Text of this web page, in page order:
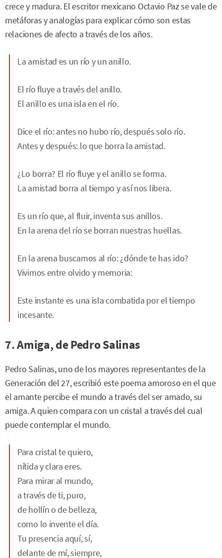
crece y madura. El escritor mexicano Octavio Paz se vale de
metáforas y analogías para explicar cómo son estas
relaciones de afecto a través de los años.
La amistad es un río y un anillo.
El río fluye a través del anillo.
El anillo es una isla en el río.
Dice el río: antes no hubo río, después solo río.
Antes y después: lo que borra la amistad.
¿Lo borra? El río fluye y el anillo se forma.
La amistad borra al tiempo y así nos libera.
Es un río que, al fluir, inventa sus anillos.
En la arena del río se borran nuestras huellas.
En la arena buscamos al río: ¿dónde te has ido?
Vivimos entre olvido y memoria:
Este instante es una isla combatida por el tiempo
incesante.
7. Amiga, de Pedro Salinas
Pedro Salinas, uno de los mayores representantes de la
Generación del 27, escribió este poema amoroso en el que
el amante percibe el mundo a través del ser amado, su
amiga. A quien compara con un cristal a través del cual
puede contemplar el mundo.
Para cristal te quiero,
nítida y clara eres.
Para mirar al mundo,
a través de ti, puro,
de hollín o de belleza,
como lo invente el día.
Tu presencia aquí, sí,
delante de mí, siempre,